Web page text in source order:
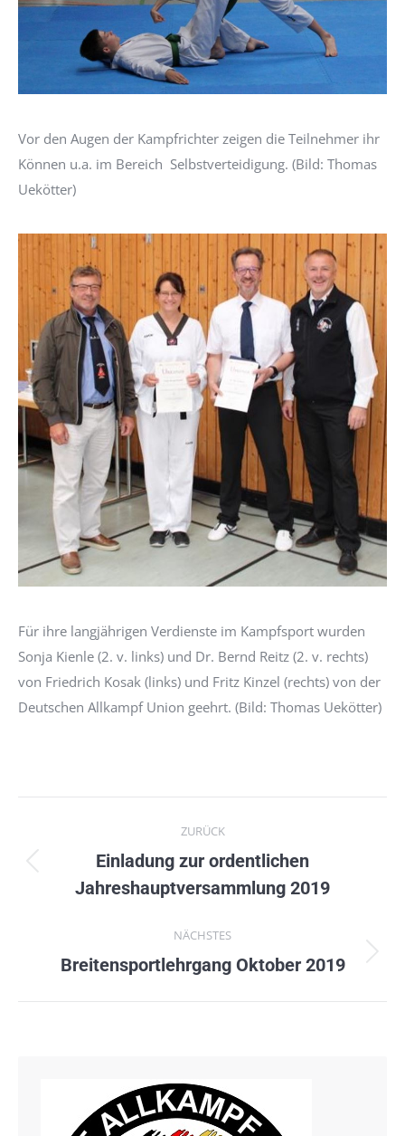
Vor den Augen der Kampfrichter zeigen die Teilnehmer ihr
Können u.a. im Bereich Selbstverteidigung. (Bild: Thomas
Uekötter)
Für ihre langjährigen Verdienste im Kampfsport wurden
Sonja Kienle (2. v. links) und Dr. Bernd Reitz (2. v. rechts)
von Friedrich Kosak (links) und Fritz Kinzel (rechts) von der
Deutschen Allkampf Union geehrt. (Bild: Thomas Uekötter)
ZURÜCK
Vorheriger
Beitrag:
Einladung zur ordentlichen
Jahreshauptversammlung 2019
NÄCHSTES
Nächster
Breitensportlehrgang Oktober 2019